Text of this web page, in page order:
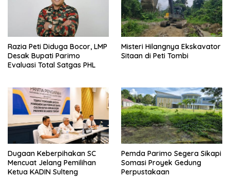
Razia Peti Diduga Bocor, LMP
Desak Bupati Parimo
Evaluasi Total Satgas PHL
Misteri Hilangnya Ekskavator
Sitaan di Peti Tombi
Dugaan Keberpihakan SC
Mencuat Jelang Pemilihan
Ketua KADIN Sulteng
Pemda Parimo Segera Sikapi
Somasi Proyek Gedung
Perpustakaan